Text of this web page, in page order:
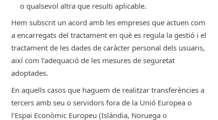
o qualsevol altra que resulti aplicable.
Hem subscrit un acord amb les empreses que actuen com
a encarregats del tractament en què es regula la gestió i el
tractament de les dades de caràcter personal dels usuaris,
així com l’adequació de les mesures de seguretat
adoptades.
En aquells casos que haguem de realitzar transferències a
tercers amb seu o servidors fora de la Unió Europea o
l’Espai Econòmic Europeu (Islàndia, Noruega o